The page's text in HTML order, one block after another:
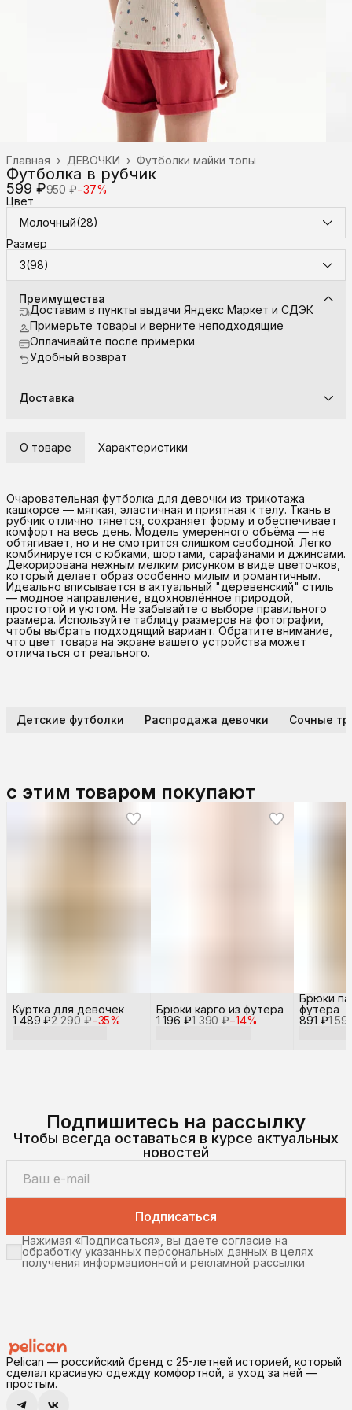
Футболки майки топы
ДЕВОЧКИ ›
Главная ›
Футболка в рубчик
599 ₽950 ₽−37%
Цвет
Молочный(28)
Размер
3(98)
Преимущества
Доставим в пункты выдачи Яндекс Маркет и СДЭК
Примерьте товары и верните неподходящие
Оплачивайте после примерки
Удобный возврат
Доставка
О товаре Характеристики
Очаровательная футболка для девочки из трикотажа
кашкорсе — мягкая, эластичная и приятная к телу. Ткань в
рубчик отлично тянется, сохраняет форму и обеспечивает
комфорт на весь день. Модель умеренного объёма — не
обтягивает, но и не смотрится слишком свободной. Легко
комбинируется с юбками, шортами, сарафанами и джинсами.
Декорирована нежным мелким рисунком в виде цветочков,
который делает образ особенно милым и романтичным.
Идеально вписывается в актуальный "деревенский" стиль
— модное направление, вдохновлённое природой,
простотой и уютом. Не забывайте о выборе правильного
размера. Используйте таблицу размеров на фотографии,
чтобы выбрать подходящий вариант. Обратите внимание,
что цвет товара на экране вашего устройства может
отличаться от реального.
Детские футболки Распродажа девочки Сочные
с этим товаром покупают
1 489 ₽2 290 ₽−35%
Куртка для девочек
1 196 ₽1 390 ₽−14%
Брюки карго из футера
891 ₽1
Брюки
футера
Подпишитесь на рассылку
Чтобы всегда оставаться в курсе актуальных
новостей
Подписаться
Нажимая «Подписаться», вы даете согласие на
обработку указанных персональных данных в целях
получения информационной и рекламной рассылки
Pelican — российский бренд с 25-летней историей, который
сделал красивую одежду комфортной, а уход за ней —
простым.